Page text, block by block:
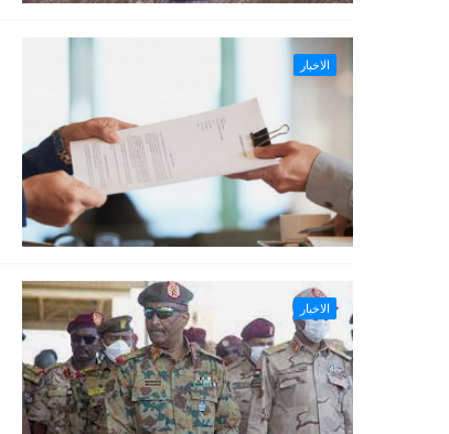
الاخبار
الاخبار